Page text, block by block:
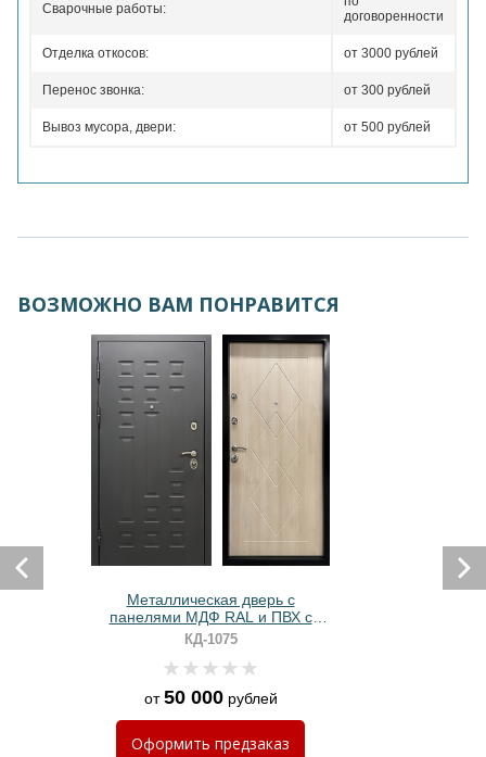
Сварочные работы:
договоренности
Отделка откосов: от 3000 рублей
Перенос звонка: от 300 рублей
Вывоз мусора, двери: от 500 рублей
ВОЗМОЖНО ВАМ ПОНРАВИТСЯ
Металлическая дверь с
панелями МДФ RAL и ПВХ с
фрезерной резкой
КД-1075
от50 000рублей
Оформить предзаказ